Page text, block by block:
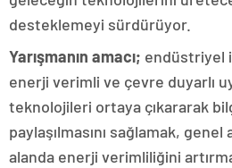
desteklemeyi sürdürüyor.
Yarışmanın amacı; endüstriyel
enerji verimli ve çevre duyarlı
teknolojileri ortaya çıkararak
paylaşılmasını sağlamak,
alanda enerji verimliliğini